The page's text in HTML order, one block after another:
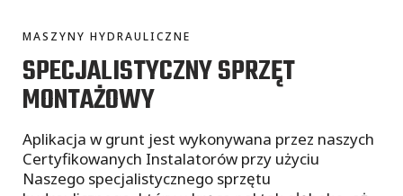
MASZYNY HYDRAULICZNE
SPECJALISTYCZNY SPRZĘT
MONTAŻOWY
Aplikacja w grunt jest wykonywana przez naszych
Certyfikowanych Instalatorów przy użyciu
Naszego specjalistycznego sprzętu